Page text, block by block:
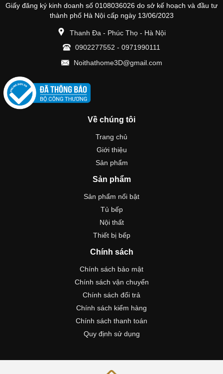
Giấy đăng ký kinh doanh số 0108036026 do sở kế hoạch và đầu tư
thành phố Hà Nội cấp ngày 13/06/2023
Thanh Đa - Phúc Thọ - Hà Nội
0902277552 - 0971990111
Noithathome3D@gmail.com
Về chúng tôi
Trang chủ
Giới thiệu
Sản phẩm
Sản phẩm
Sản phẩm nổi bật
Tủ bếp
Nội thất
Thiết bị bếp
Chính sách
Chính sách bảo mật
Chính sách vận chuyển
Chính sách đổi trả
Chính sách kiểm hàng
Chính sách thanh toán
Quy định sử dụng